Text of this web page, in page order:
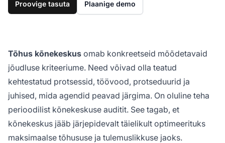
Proovige tasuta Plaanige demo
Tõhus kõnekeskus omab konkreetseid mõõdetavaid
jõudluse kriteeriume. Need võivad olla teatud
kehtestatud protsessid, töövood, protseduurid ja
juhised, mida agendid peavad järgima. On oluline teha
perioodilist kõnekeskuse auditit. See tagab, et
kõnekeskus jääb järjepidevalt täielikult optimeerituks
maksimaalse tõhususe ja tulemuslikkuse jaoks.